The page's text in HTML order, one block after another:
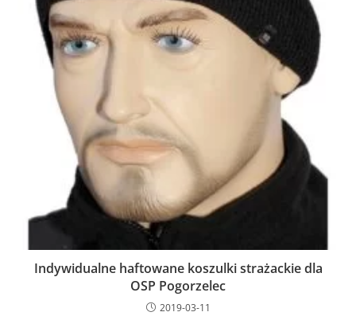
Indywidualne haftowane koszulki strażackie dla
OSP Pogorzelec
2019-03-11